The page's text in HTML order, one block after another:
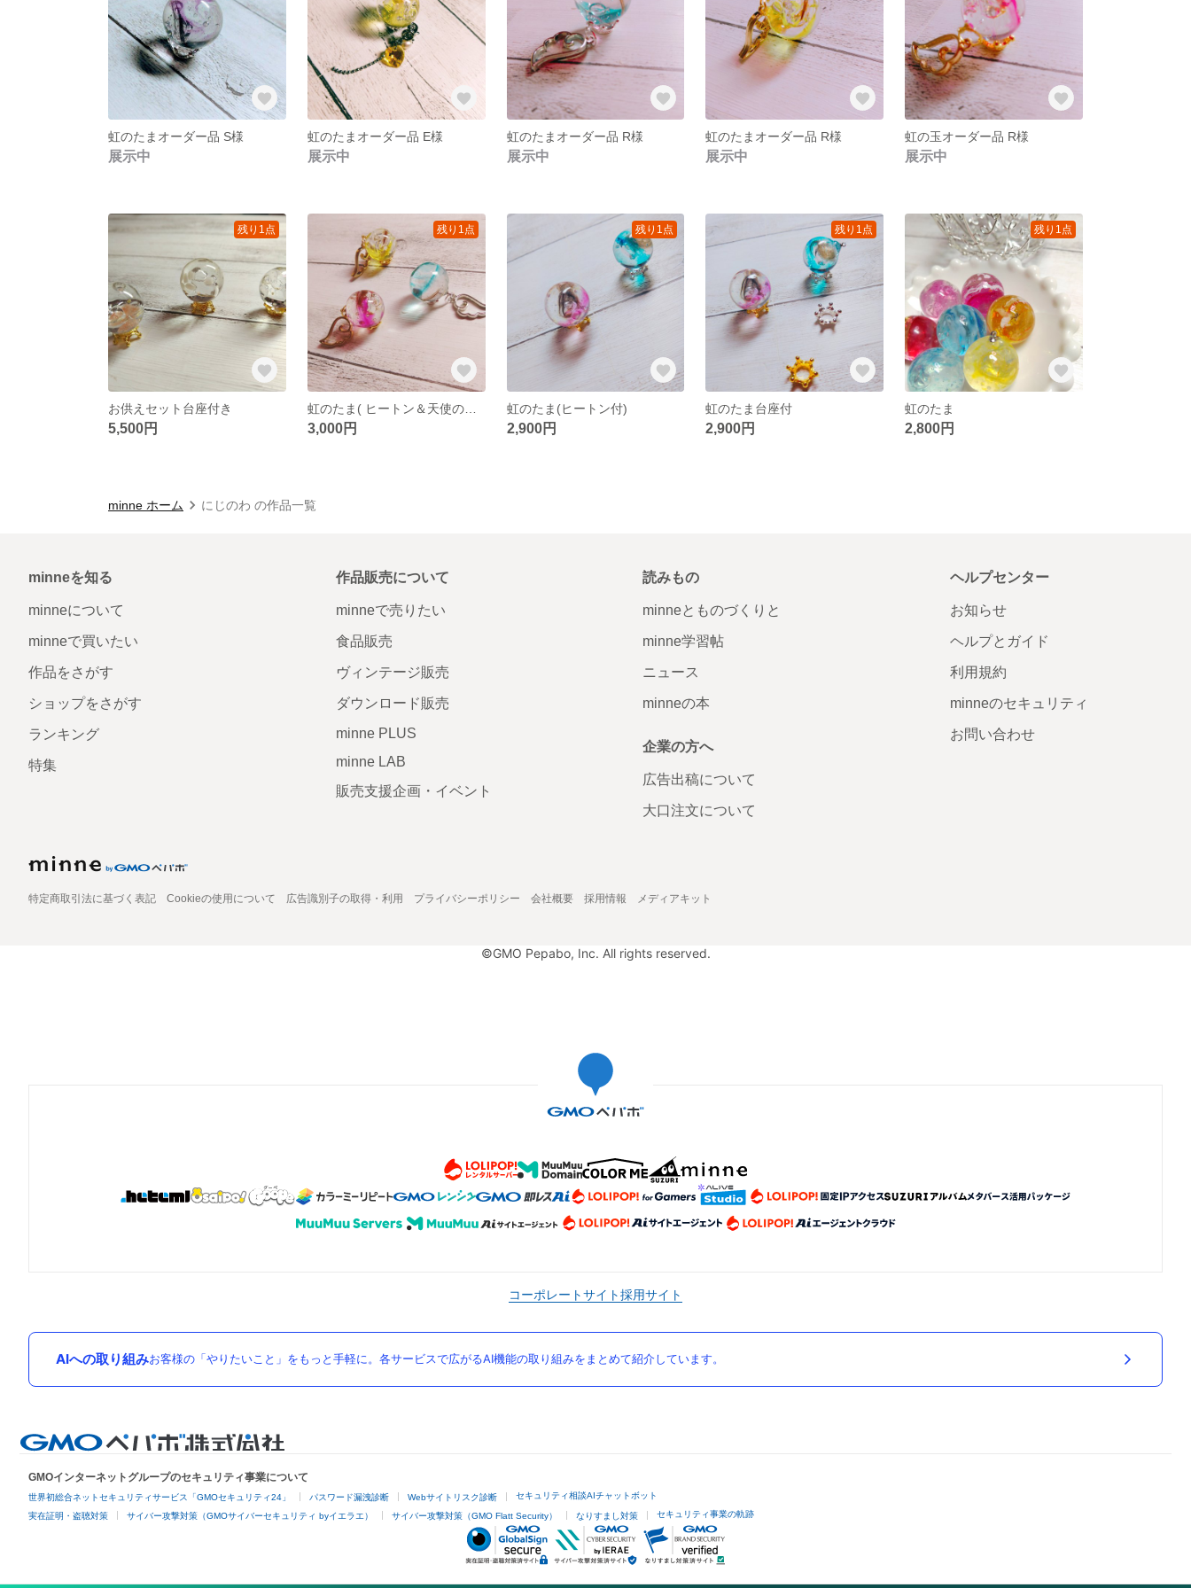
虹のたまオーダー品 S様
展示中
虹のたまオーダー品 E様
展示中
虹のたまオーダー品 R様
展示中
虹のたまオーダー品 R様
展示中
虹の玉オーダー品 R様
展示中
残り1点
お供えセット台座付き
5,500円
残り1点
虹のたま( ヒートン＆天使の羽付)
3,000円
残り1点
虹のたま(ヒートン付)
2,900円
残り1点
虹のたま台座付
2,900円
残り1点
虹のたま
2,800円
minne ホーム にじのわ の作品一覧
minneを知る
minneについて
minneで買いたい
作品をさがす
ショップをさがす
ランキング
特集
作品販売について
minneで売りたい
食品販売
ヴィンテージ販売
ダウンロード販売
minne PLUS
minne LAB
販売支援企画・イベント
読みもの
minneとものづくりと
minne学習帖
ニュース
minneの本
企業の方へ
広告出稿について
大口注文について
ヘルプセンター
お知らせ
ヘルプとガイド
利用規約
minneのセキュリティ
お問い合わせ
特定商取引法に基づく表記 Cookieの使用について 広告識別子の取得・利用 プライバシーポリシー 会社概要 採用情報 メディアキット
©GMO Pepabo, Inc. All rights reserved.
コーポレートサイト採用サイト
AIへの取り組みお客様の「やりたいこと」をもっと手軽に。各サービスで広がるAI機能の取り組みをまとめて紹介しています。
GMOインターネットグループのセキュリティ事業について
世界初総合ネットセキュリティサービス「GMOセキュリティ24」 パスワード漏洩診断 Webサイトリスク診断 セキュリティ相談AIチャットボット
実在証明・盗聴対策 サイバー攻撃対策（GMOサイバーセキュリティ byイエラエ） サイバー攻撃対策（GMO Flatt Security） なりすまし対策 セキュリティ事業の軌跡